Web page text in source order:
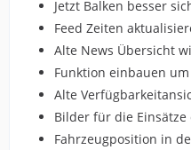
Jetzt Balken besser
Feed Zeiten
Alte News Übersicht
Funktion einbauen
Alte
Bilder für die
Fahrzeugposition in